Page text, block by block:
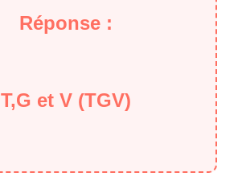
Réponse :
T,G et V (TGV)